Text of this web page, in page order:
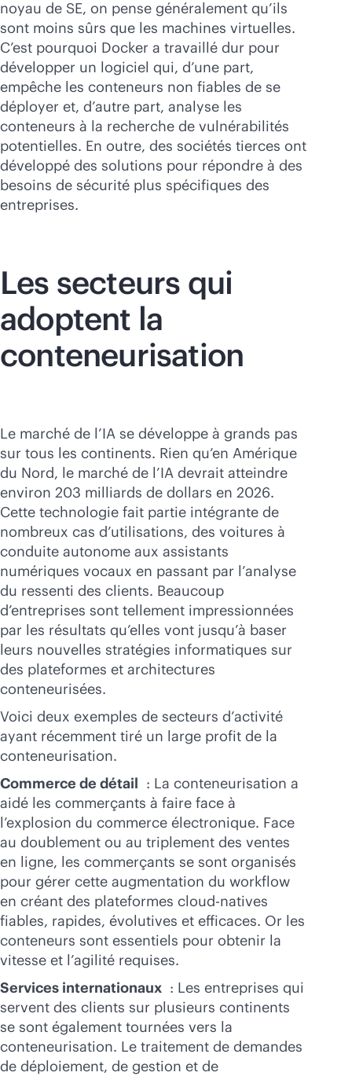
noyau de SE, on pense généralement qu’ils
sont moins sûrs que les machines virtuelles.
C’est pourquoi Docker a travaillé dur pour
développer un logiciel qui, d’une part,
empêche les conteneurs non fiables de se
déployer et, d’autre part, analyse les
conteneurs à la recherche de vulnérabilités
potentielles. En outre, des sociétés tierces ont
développé des solutions pour répondre à des
besoins de sécurité plus spécifiques des
entreprises.
Les secteurs qui
adoptent la
conteneurisation
Le marché de l’IA se développe à grands pas
sur tous les continents. Rien qu’en Amérique
du Nord, le marché de l’IA devrait atteindre
environ 203 milliards de dollars en 2026.
Cette technologie fait partie intégrante de
nombreux cas d’utilisations, des voitures à
conduite autonome aux assistants
numériques vocaux en passant par l’analyse
du ressenti des clients. Beaucoup
d’entreprises sont tellement impressionnées
par les résultats qu’elles vont jusqu’à baser
leurs nouvelles stratégies informatiques sur
des plateformes et architectures
conteneurisées.
Voici deux exemples de secteurs d’activité
ayant récemment tiré un large profit de la
conteneurisation.
Commerce de détail : La conteneurisation a
aidé les commerçants à faire face à
l’explosion du commerce électronique. Face
au doublement ou au triplement des ventes
en ligne, les commerçants se sont organisés
pour gérer cette augmentation du workflow
en créant des plateformes cloud-natives
fiables, rapides, évolutives et efficaces. Or les
conteneurs sont essentiels pour obtenir la
vitesse et l’agilité requises.
Services internationaux : Les entreprises qui
servent des clients sur plusieurs continents
se sont également tournées vers la
conteneurisation. Le traitement de demandes
de déploiement, de gestion et de